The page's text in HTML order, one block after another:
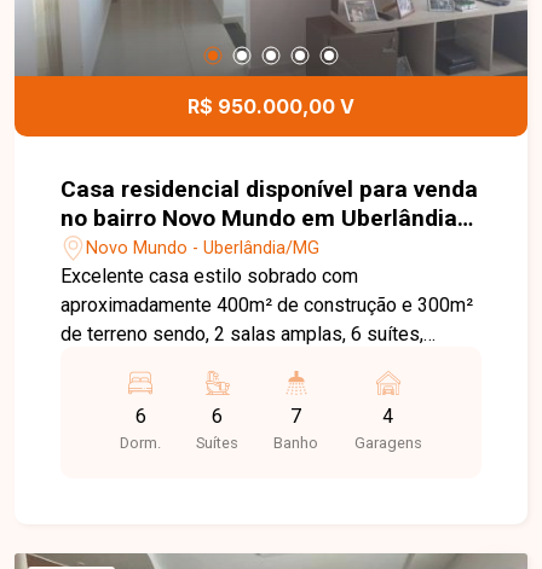
R$ 950.000,00 V
Casa residencial disponível para venda
no bairro Novo Mundo em Uberlândia-
MGNovo Mundo - Uberlândia/MG
Excelente casa estilo sobrado com
aproximadamente 400m² de construção e 300m²
de terreno sendo, 2 salas amplas, 6 suítes,
área de serviço e 4 vagas e garagem.
6
Dorm.
6
Suítes
7
Banho
4
Garagens